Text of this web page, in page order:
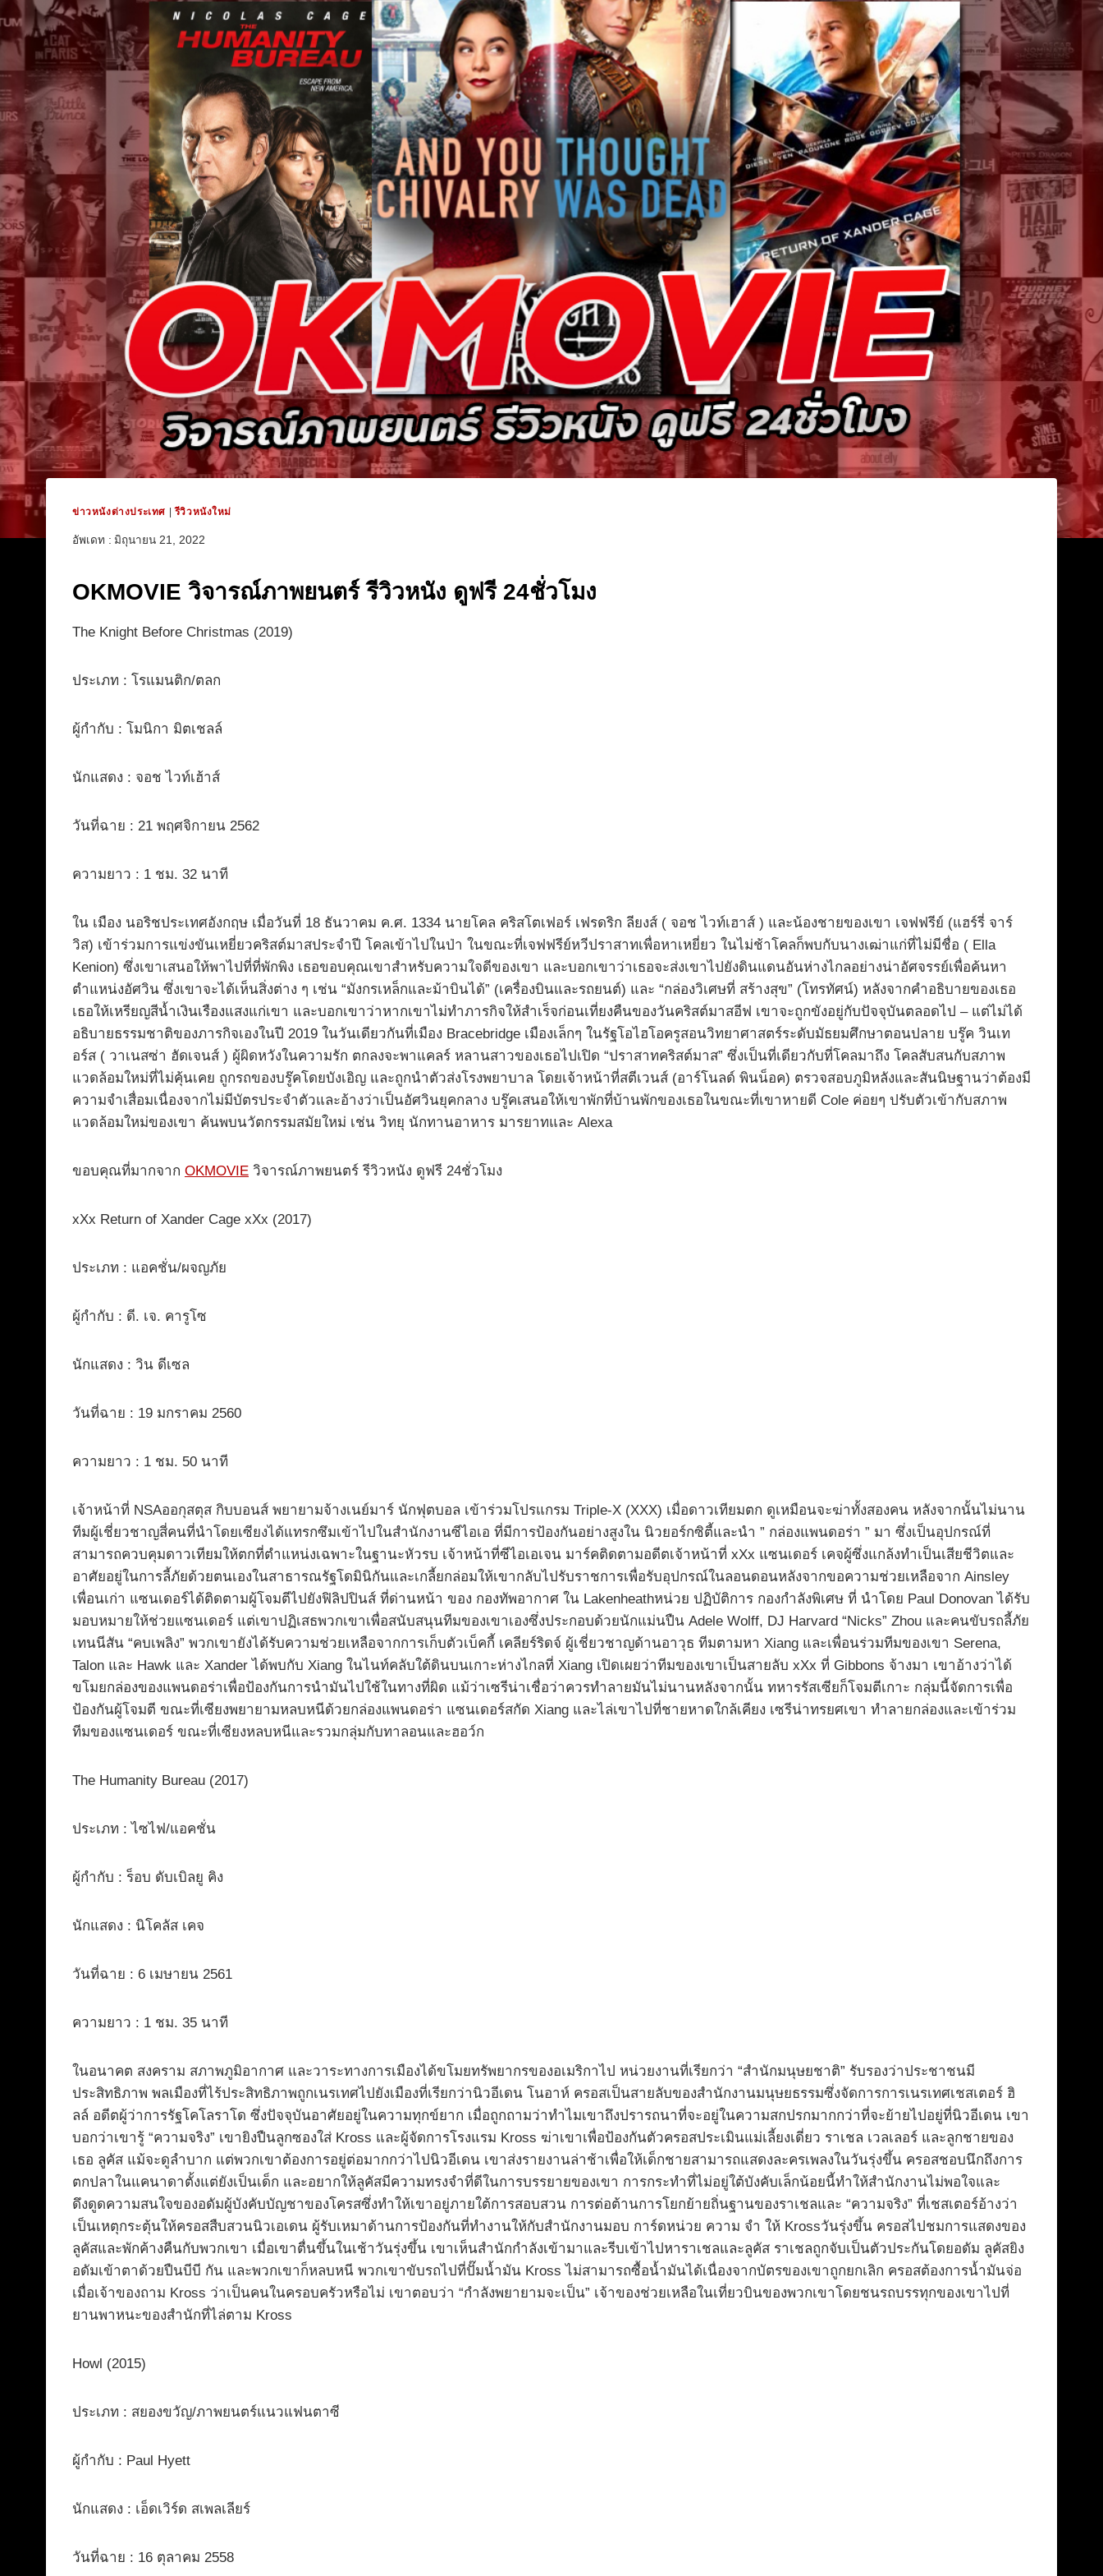
ข่าวหนังต่างประเทศ |รีวิวหนังใหม่
อัพเดท : มิถุนายน 21, 2022
OKMOVIE วิจารณ์ภาพยนตร์ รีวิวหนัง ดูฟรี 24ชั่วโมง
The Knight Before Christmas (2019)
ประเภท : โรแมนติก/ตลก
ผู้กำกับ : โมนิกา มิตเชลล์
นักแสดง : จอช ไวท์เฮ้าส์
วันที่ฉาย : 21 พฤศจิกายน 2562
ความยาว : 1 ชม. 32 นาที
ใน เมือง นอริชประเทศอังกฤษ เมื่อวันที่ 18 ธันวาคม ค.ศ. 1334 นายโคล คริสโตเฟอร์ เฟรดริก ลียงส์ ( จอช ไวท์เฮาส์ ) และน้องชายของเขา เจฟฟรีย์ (แฮร์รี่ จาร์
วิส) เข้าร่วมการแข่งขันเหยี่ยวคริสต์มาสประจำปี โคลเข้าไปในป่า ในขณะที่เจฟฟรีย์หวีปราสาทเพื่อหาเหยี่ยว ในไม่ช้าโคลก็พบกับนางเฒ่าแก่ที่ไม่มีชื่อ ( Ella
Kenion) ซึ่งเขาเสนอให้พาไปที่ที่พักพิง เธอขอบคุณเขาสำหรับความใจดีของเขา และบอกเขาว่าเธอจะส่งเขาไปยังดินแดนอันห่างไกลอย่างน่าอัศจรรย์เพื่อค้นหา
ตำแหน่งอัศวิน ซึ่งเขาจะได้เห็นสิ่งต่าง ๆ เช่น “มังกรเหล็กและม้าบินได้” (เครื่องบินและรถยนต์) และ “กล่องวิเศษที่ สร้างสุข” (โทรทัศน์) หลังจากคำอธิบายของเธอ
เธอให้เหรียญสีน้ำเงินเรืองแสงแก่เขา และบอกเขาว่าหากเขาไม่ทำภารกิจให้สำเร็จก่อนเที่ยงคืนของวันคริสต์มาสอีฟ เขาจะถูกขังอยู่กับปัจจุบันตลอดไป – แต่ไม่ได้
อธิบายธรรมชาติของภารกิจเองในปี 2019 ในวันเดียวกันที่เมือง Bracebridge เมืองเล็กๆ ในรัฐโอไฮโอครูสอนวิทยาศาสตร์ระดับมัธยมศึกษาตอนปลาย บรู๊ค วินเท
อร์ส ( วาเนสซ่า ฮัดเจนส์ ) ผู้ผิดหวังในความรัก ตกลงจะพาแคลร์ หลานสาวของเธอไปเปิด “ปราสาทคริสต์มาส” ซึ่งเป็นที่เดียวกับที่โคลมาถึง โคลสับสนกับสภาพ
แวดล้อมใหม่ที่ไม่คุ้นเคย ถูกรถของบรู๊คโดยบังเอิญ และถูกนำตัวส่งโรงพยาบาล โดยเจ้าหน้าที่สตีเวนส์ (อาร์โนลด์ พินน็อค) ตรวจสอบภูมิหลังและสันนิษฐานว่าต้องมี
ความจำเสื่อมเนื่องจากไม่มีบัตรประจำตัวและอ้างว่าเป็นอัศวินยุคกลาง บรู๊คเสนอให้เขาพักที่บ้านพักของเธอในขณะที่เขาหายดี Cole ค่อยๆ ปรับตัวเข้ากับสภาพ
แวดล้อมใหม่ของเขา ค้นพบนวัตกรรมสมัยใหม่ เช่น วิทยุ นักทานอาหาร มารยาทและ Alexa
ขอบคุณที่มากจาก OKMOVIE วิจารณ์ภาพยนตร์ รีวิวหนัง ดูฟรี 24ชั่วโมง
xXx Return of Xander Cage xXx (2017)
ประเภท : แอคชั่น/ผจญภัย
ผู้กำกับ : ดี. เจ. คารูโซ
นักแสดง : วิน ดีเซล
วันที่ฉาย : 19 มกราคม 2560
ความยาว : 1 ชม. 50 นาที
เจ้าหน้าที่ NSAออกุสตุส กิบบอนส์ พยายามจ้างเนย์มาร์ นักฟุตบอล เข้าร่วมโปรแกรม Triple-X (XXX) เมื่อดาวเทียมตก ดูเหมือนจะฆ่าทั้งสองคน หลังจากนั้นไม่นาน
ทีมผู้เชี่ยวชาญสี่คนที่นำโดยเซียงได้แทรกซึมเข้าไปในสำนักงานซีไอเอ ที่มีการป้องกันอย่างสูงใน นิวยอร์กซิตี้และนำ ” กล่องแพนดอร่า ” มา ซึ่งเป็นอุปกรณ์ที่
สามารถควบคุมดาวเทียมให้ตกที่ตำแหน่งเฉพาะในฐานะหัวรบ เจ้าหน้าที่ซีไอเอเจน มาร์คติดตามอดีตเจ้าหน้าที่ xXx แซนเดอร์ เคจผู้ซึ่งแกล้งทำเป็นเสียชีวิตและ
อาศัยอยู่ในการลี้ภัยด้วยตนเองในสาธารณรัฐโดมินิกันและเกลี้ยกล่อมให้เขากลับไปรับราชการเพื่อรับอุปกรณ์ในลอนดอนหลังจากขอความช่วยเหลือจาก Ainsley
เพื่อนเก่า แซนเดอร์ได้ติดตามผู้โจมตีไปยังฟิลิปปินส์ ที่ด่านหน้า ของ กองทัพอากาศ ใน Lakenheathหน่วย ปฏิบัติการ กองกำลังพิเศษ ที่ นำโดย Paul Donovan ได้รับ
มอบหมายให้ช่วยแซนเดอร์ แต่เขาปฏิเสธพวกเขาเพื่อสนับสนุนทีมของเขาเองซึ่งประกอบด้วยนักแม่นปืน Adele Wolff, DJ Harvard “Nicks” Zhou และคนขับรถลี้ภัย
เทนนีสัน “คบเพลิง” พวกเขายังได้รับความช่วยเหลือจากการเก็บตัวเบ็คกี้ เคลียร์ริดจ์ ผู้เชี่ยวชาญด้านอาวุธ ทีมตามหา Xiang และเพื่อนร่วมทีมของเขา Serena,
Talon และ Hawk และ Xander ได้พบกับ Xiang ในไนท์คลับใต้ดินบนเกาะห่างไกลที่ Xiang เปิดเผยว่าทีมของเขาเป็นสายลับ xXx ที่ Gibbons จ้างมา เขาอ้างว่าได้
ขโมยกล่องของแพนดอร่าเพื่อป้องกันการนำมันไปใช้ในทางที่ผิด แม้ว่าเซรีน่าเชื่อว่าควรทำลายมันไม่นานหลังจากนั้น ทหารรัสเซียก็โจมตีเกาะ กลุ่มนี้จัดการเพื่อ
ป้องกันผู้โจมตี ขณะที่เซียงพยายามหลบหนีด้วยกล่องแพนดอร่า แซนเดอร์สกัด Xiang และไล่เขาไปที่ชายหาดใกล้เคียง เซรีน่าทรยศเขา ทำลายกล่องและเข้าร่วม
ทีมของแซนเดอร์ ขณะที่เซียงหลบหนีและรวมกลุ่มกับทาลอนและฮอว์ก
The Humanity Bureau (2017)
ประเภท : ไซไฟ/แอคชั่น
ผู้กำกับ : ร็อบ ดับเบิลยู คิง
นักแสดง : นิโคลัส เคจ
วันที่ฉาย : 6 เมษายน 2561
ความยาว : 1 ชม. 35 นาที
ในอนาคต สงคราม สภาพภูมิอากาศ และวาระทางการเมืองได้ขโมยทรัพยากรของอเมริกาไป หน่วยงานที่เรียกว่า “สำนักมนุษยชาติ” รับรองว่าประชาชนมี
ประสิทธิภาพ พลเมืองที่ไร้ประสิทธิภาพถูกเนรเทศไปยังเมืองที่เรียกว่านิวอีเดน โนอาห์ ครอสเป็นสายลับของสำนักงานมนุษยธรรมซึ่งจัดการการเนรเทศเชสเตอร์ ฮิ
ลล์ อดีตผู้ว่าการรัฐโคโลราโด ซึ่งปัจจุบันอาศัยอยู่ในความทุกข์ยาก เมื่อถูกถามว่าทำไมเขาถึงปรารถนาที่จะอยู่ในความสกปรกมากกว่าที่จะย้ายไปอยู่ที่นิวอีเดน เขา
บอกว่าเขารู้ “ความจริง” เขายิงปืนลูกซองใส่ Kross และผู้จัดการโรงแรม Kross ฆ่าเขาเพื่อป้องกันตัวครอสประเมินแม่เลี้ยงเดี่ยว ราเชล เวลเลอร์ และลูกชายของ
เธอ ลูคัส แม้จะดูลำบาก แต่พวกเขาต้องการอยู่ต่อมากกว่าไปนิวอีเดน เขาส่งรายงานล่าช้าเพื่อให้เด็กชายสามารถแสดงละครเพลงในวันรุ่งขึ้น ครอสชอบนึกถึงการ
ตกปลาในแคนาดาตั้งแต่ยังเป็นเด็ก และอยากให้ลูคัสมีความทรงจำที่ดีในการบรรยายของเขา การกระทำที่ไม่อยู่ใต้บังคับเล็กน้อยนี้ทำให้สำนักงานไม่พอใจและ
ดึงดูดความสนใจของอดัมผู้บังคับบัญชาของโครสซึ่งทำให้เขาอยู่ภายใต้การสอบสวน การต่อต้านการโยกย้ายถิ่นฐานของราเชลและ “ความจริง” ที่เชสเตอร์อ้างว่า
เป็นเหตุกระตุ้นให้ครอสสืบสวนนิวเอเดน ผู้รับเหมาด้านการป้องกันที่ทำงานให้กับสำนักงานมอบ การ์ดหน่วย ความ จำ ให้ Krossวันรุ่งขึ้น ครอสไปชมการแสดงของ
ลูคัสและพักค้างคืนกับพวกเขา เมื่อเขาตื่นขึ้นในเช้าวันรุ่งขึ้น เขาเห็นสำนักกำลังเข้ามาและรีบเข้าไปหาราเชลและลูคัส ราเชลถูกจับเป็นตัวประกันโดยอดัม ลูคัสยิง
อดัมเข้าตาด้วยปืนบีบี กัน และพวกเขาก็หลบหนี พวกเขาขับรถไปที่ปั๊มน้ำมัน Kross ไม่สามารถซื้อน้ำมันได้เนื่องจากบัตรของเขาถูกยกเลิก ครอสต้องการน้ำมันจ่อ
เมื่อเจ้าของถาม Kross ว่าเป็นคนในครอบครัวหรือไม่ เขาตอบว่า “กำลังพยายามจะเป็น” เจ้าของช่วยเหลือในเที่ยวบินของพวกเขาโดยชนรถบรรทุกของเขาไปที่
ยานพาหนะของสำนักที่ไล่ตาม Kross
Howl (2015)
ประเภท : สยองขวัญ/ภาพยนตร์แนวแฟนตาซี
ผู้กำกับ : Paul Hyett
นักแสดง : เอ็ดเวิร์ด สเพลเลียร์
วันที่ฉาย : 16 ตุลาคม 2558